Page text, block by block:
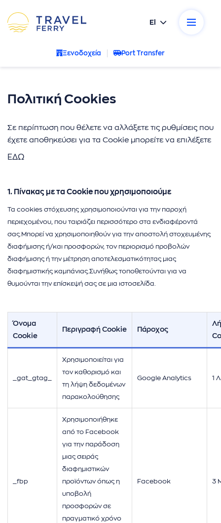
El
προορισμοί
μας
Ακυρώσεις
απορρήτου
Ξενοδοχεία Port Transfer
Πολιτική Cookies
Σε περίπτωση που θέλετε να αλλάξετε τις ρυθμίσεις που
έχετε αποθηκεύσει για τα Cookie μπορείτε να επιλέξετε
ΕΔΩ
1. Πίνακας με τα Cookie που χρησιμοποιούμε
Τα cookies στόχευσης χρησιμοποιούνται για την παροχή
περιεχομένου, που ταιριάζει περισσότερο στα ενδιαφέροντά
σας.Μπορεί να χρησιμοποιηθούν για την αποστολή στοχευμένης
διαφήμισης ή/και προσφορών, τον περιορισμό προβολών
διαφήμισης ή την μέτρηση αποτελεσματικότητας μιας
διαφημιστικής καμπάνιας.Συνήθως τοποθετούνται για να
θυμούνται την επίσκεψή σας σε μια ιστοσελίδα.
Όνομα
Cookie
Περιγραφή Cookie Πάροχος
_gat_gtag_
Χρησιμοποιείται για
τον καθορισμό και
τη λήψη δεδομένων
παρακολούθησης
Google Analytics 1
_fbp
Χρησιμοποιήθηκε
από το Facebook
για την παράδοση
μιας σειράς
διαφημιστικών
προϊόντων όπως η
υποβολή
προσφορών σε
πραγματικό χρόνο
Facebook 3